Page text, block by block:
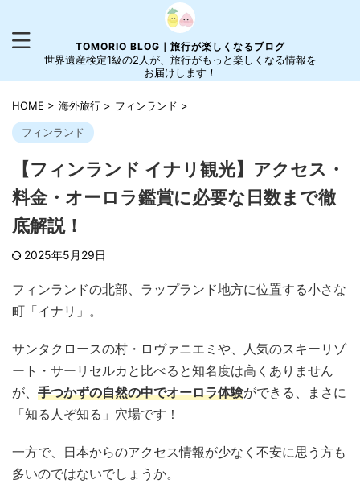
TOMORIO BLOG｜旅行が楽しくなるブログ
世界遺産検定1級の2人が、旅行がもっと楽しくなる情報を
お届けします！
HOME > 海外旅行 > フィンランド >
フィンランド
【フィンランド イナリ観光】アクセス・
料金・オーロラ鑑賞に必要な日数まで徹
底解説！
2025年5月29日
フィンランドの北部、ラップランド地方に位置する小さな
町「イナリ」。
サンタクロースの村・ロヴァニエミや、人気のスキーリゾ
ート・サーリセルカと比べると知名度は高くありません
が、 手つかずの自然の中でオーロラ体験ができる、まさに
「知る人ぞ知る」穴場です！
一方で、日本からのアクセス情報が少なく不安に思う方も
多いのではないでしょうか。